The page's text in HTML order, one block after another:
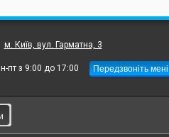
м. Київ, вул. Гарматна, 3
пт з 9:00 до 17:00 Передзвоніть мені